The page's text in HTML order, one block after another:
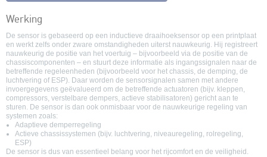
Werking
De sensor is gebaseerd op een inductieve draaihoeksensor op een printplaat
en werkt zelfs onder zware omstandigheden uiterst nauwkeurig. Hij registreert
nauwkeurig de positie van het voertuig – bijvoorbeeld via de positie van de
chassiscomponenten – en stuurt deze informatie als ingangssignalen naar de
betreffende regeleenheden (bijvoorbeeld voor het chassis, de demping, de
luchtvering of ESP). Daar worden de sensorsignalen samen met andere
invoergegevens geëvalueerd om de betreffende actuatoren (bijv. kleppen,
compressors, verstelbare dempers, actieve stabilisatoren) gericht aan te
sturen. De sensor is dan ook onmisbaar voor de nauwkeurige regeling van
systemen zoals:
Adaptieve demperregeling
Actieve chassissystemen (bijv. luchtvering, niveauregeling, rolregeling,
ESP)
De sensor is dus van essentieel belang voor het rijcomfort en de veiligheid.